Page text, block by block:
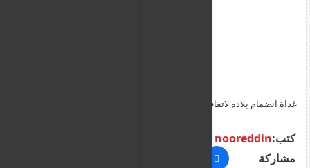
غداة انضمام بلاده لاتفاقية أبراهام.. مقاتل كازاخستاني يركل خصمه
كتب:nooreddin
مشاركة